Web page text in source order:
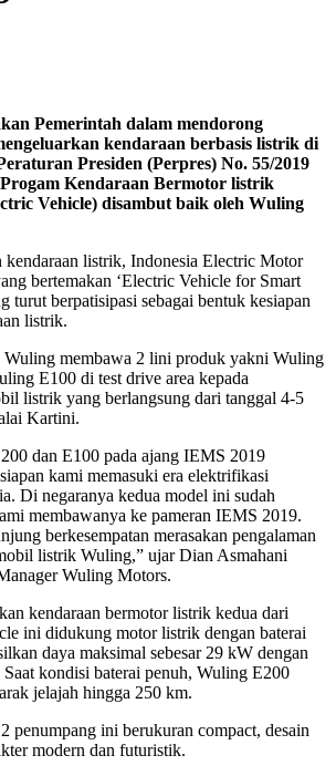
Pemerintah dalam mendorong
kendaraan berbasis listrik di
Presiden (Perpres) No. 55/2019
Kendaraan Bermotor listrik
Vehicle) disambut baik oleh Wuling
kendaraan listrik, Indonesia Electric Motor
bertemakan ‘Electric Vehicle for Smart
turut berpatisipasi sebagai bentuk kesiapan
listrik.
membawa 2 lini produk yakni Wuling
E100 di test drive area kepada
listrik yang berlangsung dari tanggal 4-5
Kartini.
dan E100 pada ajang IEMS 2019
kami memasuki era elektrifikasi
Di negaranya kedua model ini sudah
membawanya ke pameran IEMS 2019.
berkesempatan merasakan pengalaman
listrik Wuling,” ujar Dian Asmahani
Wuling Motors.
kendaraan bermotor listrik kedua dari
ini didukung motor listrik dengan baterai
daya maksimal sebesar 29 kW dengan
Saat kondisi baterai penuh, Wuling E200
jelajah hingga 250 km.
penumpang ini berukuran compact, desain
modern dan futuristik.